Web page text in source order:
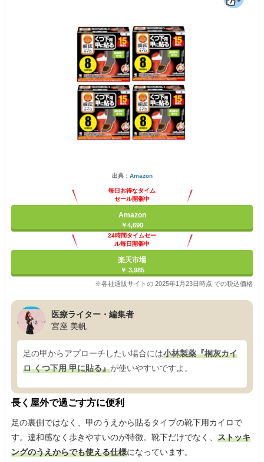
出典： Amazon
毎日お得なタイム
セール開催中
Amazon
￥4,690
24時間タイムセー
ル毎日開催中
楽天市場
￥ 3,985
※各社通販サイトの 2025年1月23日時点 での税込価格
医療ライター・編集者
宮座 美帆
足の甲からアプローチしたい場合には小林製薬『桐灰カイ
ロ くつ下用 甲に貼る』が使いやすいですよ。
長く屋外で過ごす方に便利
足の裏側ではなく、甲のうえから貼るタイプの靴下用カイロで
す。違和感なく歩きやすいのが特徴。靴下だけでなく、 ストッキ
ングのうえからでも使える仕様になっています。